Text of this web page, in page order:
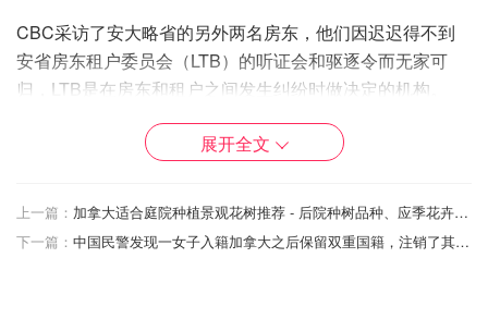
CBC采访了安大略省的另外两名房东，他们因迟迟得不到
安省房东租户委员会（LTB）的听证会和驱逐令而无家可
归，LTB是在房东和租户之间发生纠纷时做决定的机构。
与房东合作的专家和组织说，他们已经看到几十个人在大流
行期间变得无家可归，他们经常进入无家可归者收容所，住
给银行--所有这些都是因为他们在等待LTB审理他们的案件
并做出最终决定。
展开全文
上一篇：
加拿大适合庭院种植景观花树推荐 - 后院种树品种、应季花卉蔬菜盘点、种花时间一览表
下一篇：
中国民警发现一女子入籍加拿大之后保留双重国籍，注销了其中国户籍